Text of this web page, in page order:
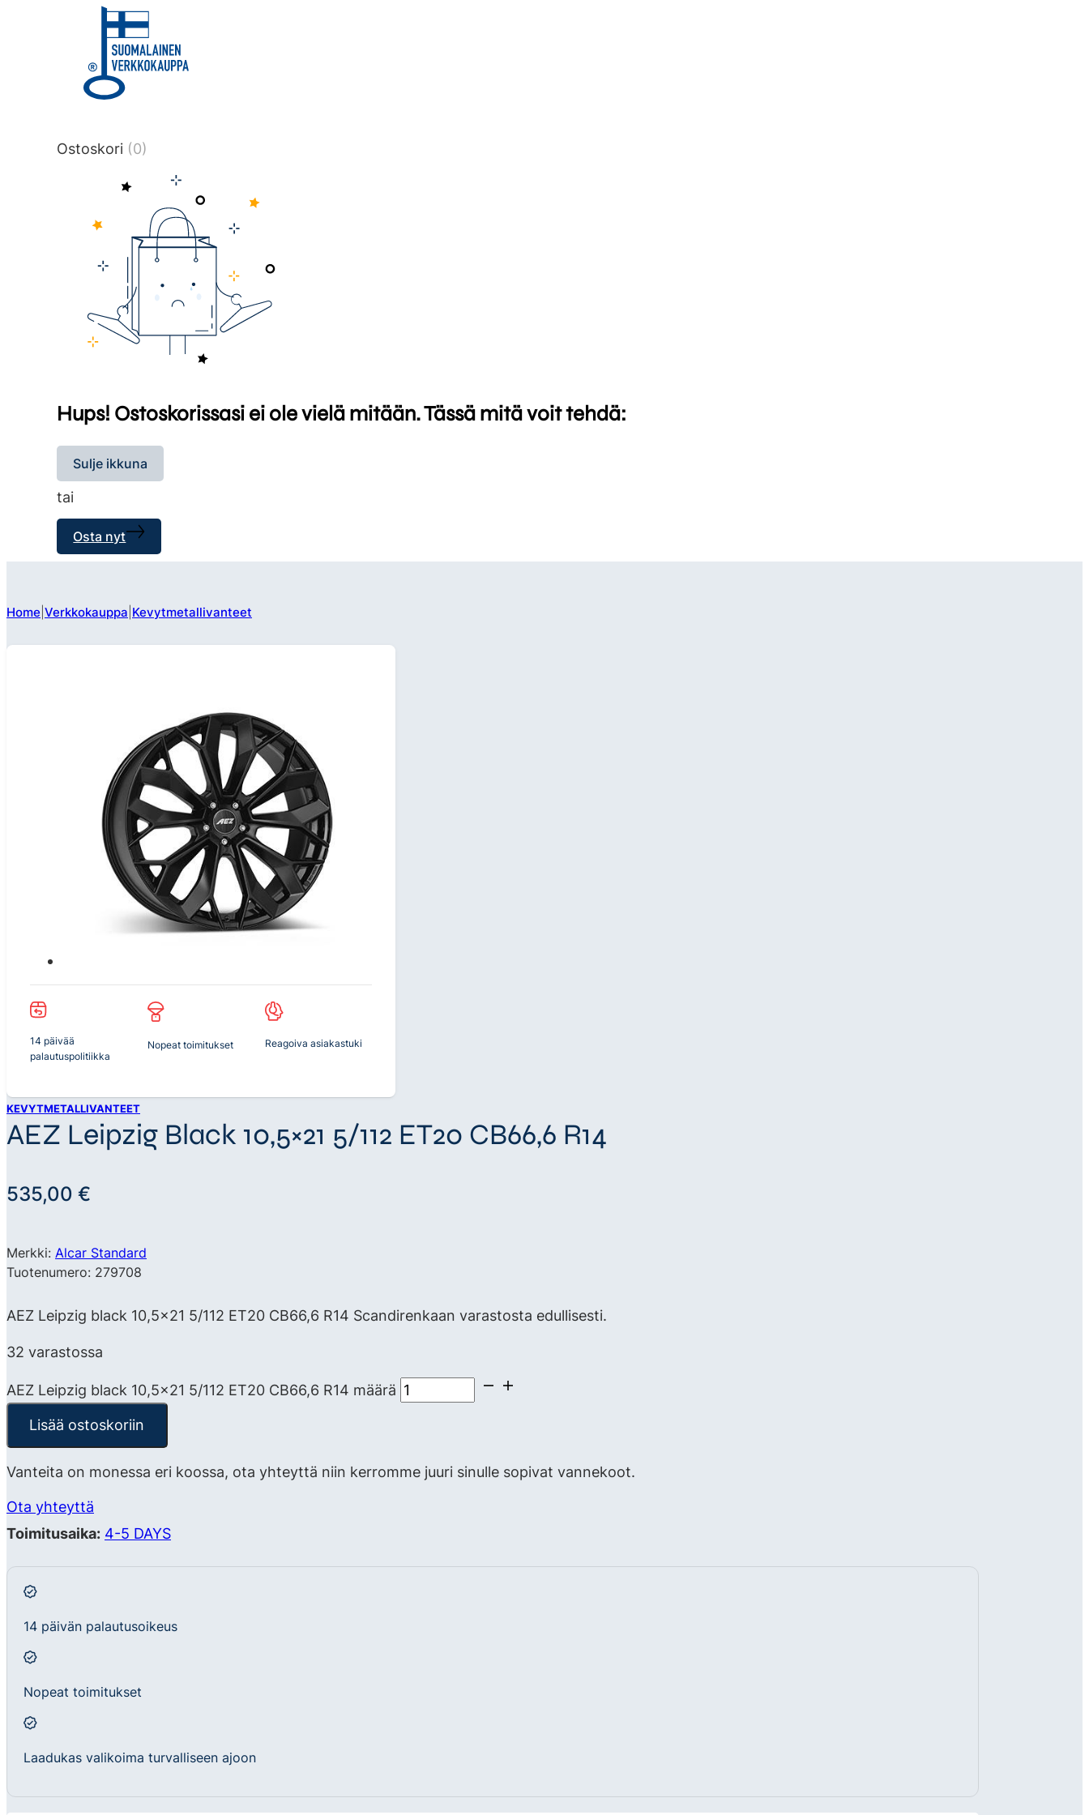
title or content.","post_type":
["product"],"ajax_loader_animation":"ripple","ajax_loader_selector":"#brxe-
tmlmvi","meta_query":
data-original-query-vars="[]" data-page="1" data-max-
Ostoskori (0)
Hups! Ostoskorissasi ei ole vielä mitään. Tässä mitä voit tehdä:
Sulje ikkuna
tai
Osta nyt
Home Verkkokauppa Kevytmetallivanteet
14 päivää
palautuspolitiikka
Nopeat toimitukset Reagoiva asiakastuki
KEVYTMETALLIVANTEET
AEZ Leipzig Black 10,5×21 5/112 ET20 CB66,6 R14
535,00 €
Merkki: Alcar Standard
Tuotenumero: 279708
AEZ Leipzig black 10,5×21 5/112 ET20 CB66,6 R14 Scandirenkaan varastosta edullisesti.
32 varastossa
AEZ Leipzig black 10,5x21 5/112 ET20 CB66,6 R14 määrä
Lisää ostoskoriin
Vanteita on monessa eri koossa, ota yhteyttä niin kerromme juuri sinulle sopivat vannekoot.
Ota yhteyttä
Toimitusaika: 4-5 DAYS
14 päivän palautusoikeus
Nopeat toimitukset
Laadukas valikoima turvalliseen ajoon